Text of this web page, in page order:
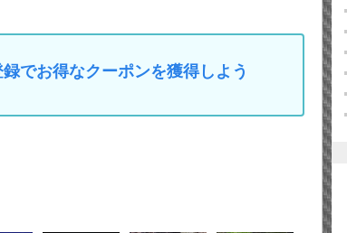
でお得なクーポンを獲得しよう